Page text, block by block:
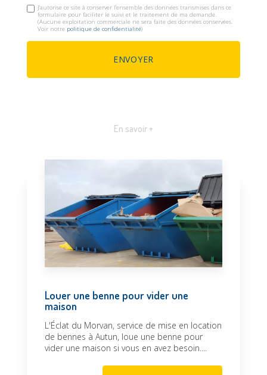
J'autorise ce site à conserver l'ensemble des données transmises dans ce
formulaire pour faciliter le suivi et le traitement de ma demande.
(Aucune exploitation commerciale ne sera faite des données conservées.
Voir notre politique de confidentialité)
En savoir +
Louer une benne pour vider une
maison
L'Éclat du Morvan, service de mise en location
de bennes à Autun, loue une benne pour
vider une maison si vous en avez besoin....